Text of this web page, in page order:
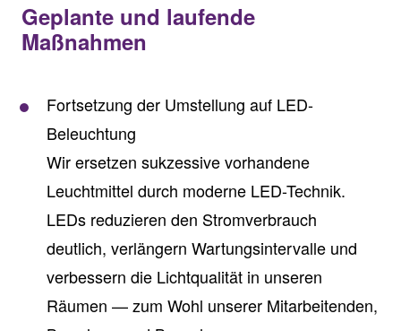
Geplante und laufende
Maßnahmen
Fortsetzung der Umstellung auf LED-
Beleuchtung
Wir ersetzen sukzessive vorhandene
Leuchtmittel durch moderne LED-Technik.
LEDs reduzieren den Stromverbrauch
deutlich, verlängern Wartungsintervalle und
verbessern die Lichtqualität in unseren
Räumen — zum Wohl unserer Mitarbeitenden,